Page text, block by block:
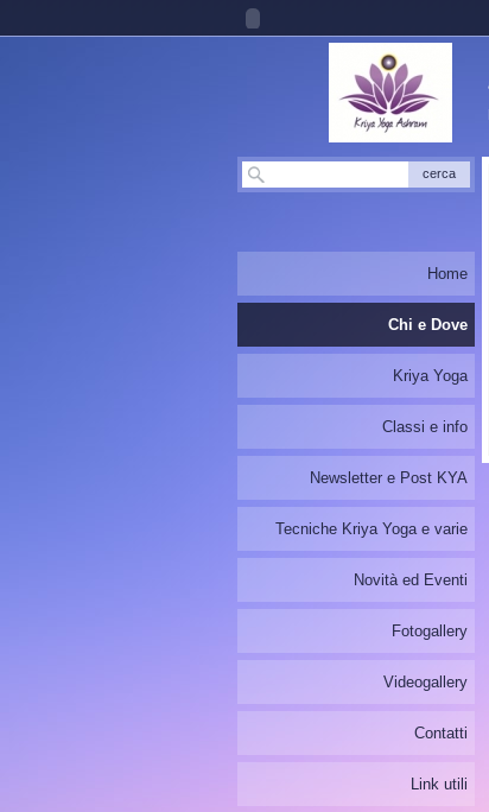
Home
Chi e Dove
Kriya Yoga
Classi e info
Newsletter e Post KYA
Tecniche Kriya Yoga e varie
Novità ed Eventi
Fotogallery
Videogallery
Contatti
Link utili